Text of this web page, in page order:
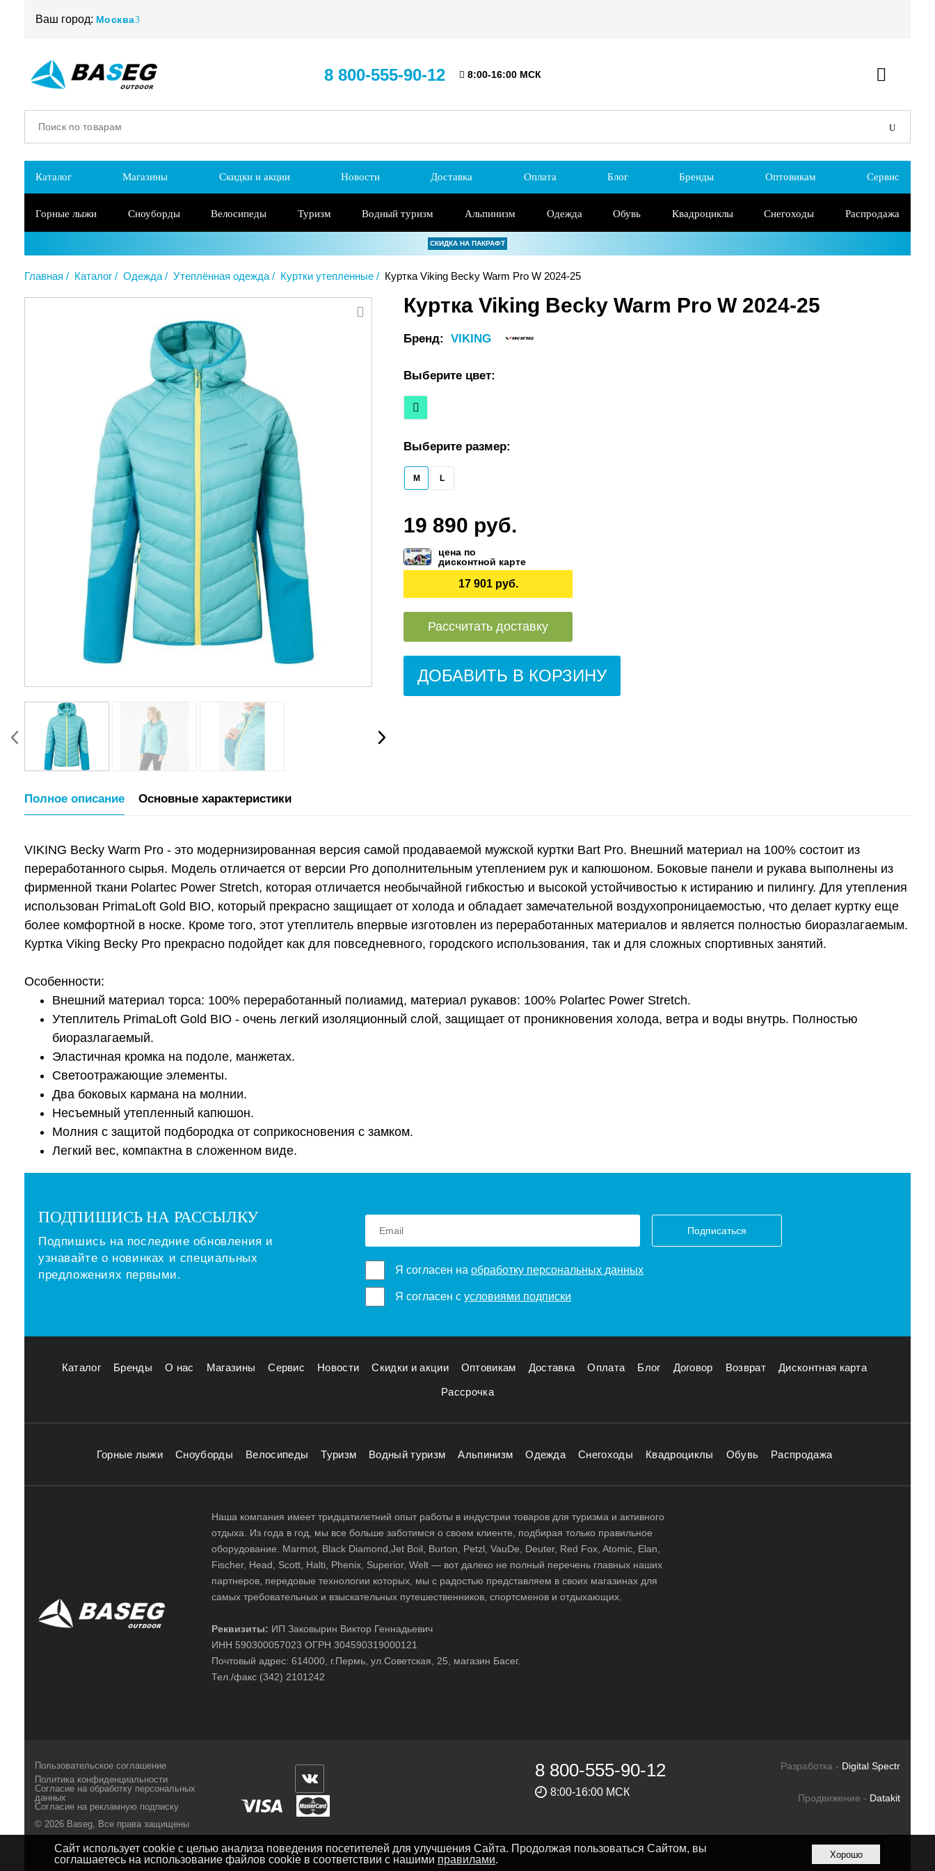
Ваш город: Москва
8 800-555-90-12 8:00-16:00 МСК
Каталог Магазины Скидки и акции Новости Доставка Оплата Блог Бренды Оптовикам Сервис
Горные лыжи Сноуборды Велосипеды Туризм Водный туризм Альпинизм Одежда Обувь Квадроциклы Снегоходы Распродажа
СКИДКА НА ПАКРАФТ
Главная Каталог Одежда Утеплённая одежда Куртки утепленные Куртка Viking Becky Warm Pro W 2024-25
Куртка Viking Becky Warm Pro W 2024-25
Бренд: VIKING
Выберите цвет:
Выберите размер:
M L
19 890 руб.
цена по
дисконтной карте
17 901 руб.
Рассчитать доставку
ДОБАВИТЬ В КОРЗИНУ
Полное описание Основные характеристики
VIKING Becky Warm Pro - это модернизированная версия самой продаваемой мужской куртки Bart Pro. Внешний материал на 100% состоит из
переработанного сырья. Модель отличается от версии Pro дополнительным утеплением рук и капюшоном. Боковые панели и рукава выполнены из
фирменной ткани Polartec Power Stretch, которая отличается необычайной гибкостью и высокой устойчивостью к истиранию и пилингу. Для утепления
использован PrimaLoft Gold BIO, который прекрасно защищает от холода и обладает замечательной воздухопроницаемостью, что делает куртку еще
более комфортной в носке. Кроме того, этот утеплитель впервые изготовлен из переработанных материалов и является полностью биоразлагаемым.
Куртка Viking Becky Pro прекрасно подойдет как для повседневного, городского использования, так и для сложных спортивных занятий.
Особенности:
Внешний материал торса: 100% переработанный полиамид, материал рукавов: 100% Polartec Power Stretch.
Утеплитель PrimaLoft Gold BIO - очень легкий изоляционный слой, защищает от проникновения холода, ветра и воды внутрь. Полностью
биоразлагаемый.
Эластичная кромка на подоле, манжетах.
Светоотражающие элементы.
Два боковых кармана на молнии.
Несъемный утепленный капюшон.
Молния с защитой подбородка от соприкосновения с замком.
Легкий вес, компактна в сложенном виде.
ПОДПИШИСЬ НА РАССЫЛКУ
Подпишись на последние обновления и
узнавайте о новинках и специальных
предложениях первыми.
Подписаться
Я согласен на обработку персональных данных
Я согласен с условиями подписки
Каталог Бренды О нас Магазины Сервис Новости Скидки и акции Оптовикам Доставка Оплата Блог Договор Возврат Дисконтная карта
Рассрочка
Горные лыжи Сноуборды Велосипеды Туризм Водный туризм Альпинизм Одежда Снегоходы Квадроциклы Обувь Распродажа
Наша компания имеет тридцатилетний опыт работы в индустрии товаров для туризма и активного
отдыха. Из года в год, мы все больше заботимся о своем клиенте, подбирая только правильное
оборудование. Marmot, Black Diamond,Jet Boil, Burton, Petzl, VauDe, Deuter, Red Fox, Atomic, Elan,
Fischer, Head, Scott, Halti, Phenix, Superior, Welt — вот далеко не полный перечень главных наших
партнеров, передовые технологии которых, мы с радостью представляем в своих магазинах для
самых требовательных и взыскательных путешественников, спортсменов и отдыхающих.
Реквизиты: ИП Заковырин Виктор Геннадьевич
ИНН 590300057023 ОГРН 304590319000121
Почтовый адрес: 614000, г.Пермь, ул.Советская, 25, магазин Басег.
Тел./факс (342) 2101242
Пользовательское соглашение
Политика конфиденциальности
Согласие на обработку персональных
данных
Согласие на рекламную подписку
© 2026 Baseg, Все права защищены
8 800-555-90-12
8:00-16:00 МСК
Разработка - Digital Spectr
Продвижение - Datakit
Сайт использует cookie с целью анализа поведения посетителей для улучшения Сайта. Продолжая пользоваться Сайтом, вы
соглашаетесь на использование файлов cookie в соответствии с нашими правилами. Хорошо